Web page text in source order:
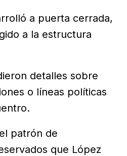
a puerta cerrada,
a la estructura
detalles sobre
o líneas políticas
patrón de
que López